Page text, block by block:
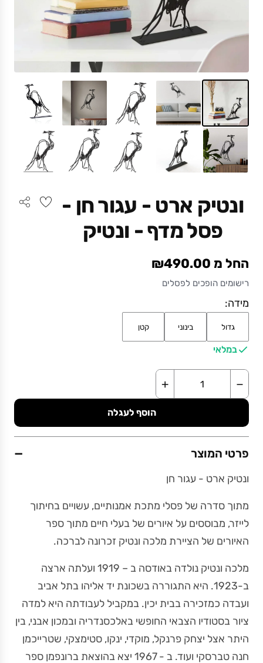
ונטיק ארט - עגור חן -
פסל מדף - ונטיק
החל מ ₪490.00
רישומים הופכים לפסלים
מידה:
גדול בינוני קטן
במלאי
−
+
הוסף לעגלה
פרטי המוצר −
ונטיק ארט - עגור חן
מתוך סדרה של פסלי מתכת אמנותיים, עשויים בחיתוך
לייזר, מבוססים על איורים של בעלי חיים מתוך ספר
האיורים של הציירת מלכה ונטיק זכרונה לברכה.
מלכה ונטיק נולדה באודסה ב – 1919 ועלתה ארצה
ב-1923. היא התגוררה בשכונת יד אליהו בתל אביב
ועבדה כמזכירה בבית יכין. במקביל לעבודתה היא למדה
ציור בסטודיו הצבאי החופשי באלכסנדריה ובמכון אבני, בין
היתר אצל יצחק פרנקל, מוקדי, ינקו, סטימצקי, שטרייכמן
חנה טברסקי ועוד. ב - 1967 יצא בהוצאת ברונפמן ספר